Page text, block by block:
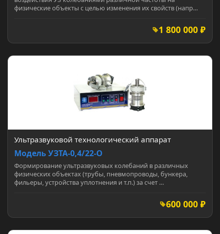
физические объекты с целью изменения их свойств (напр…
1 800 000 ₽
Ультразвуковой технологический аппарат
Модель УЗТА-0,4/22-О
Формирование ультразвуковых колебаний в различных
физических объектах (трубы, пневмопроводы, бункера,
фильеры, устройства уплотнения и т.п.) за счет …
600 000 ₽